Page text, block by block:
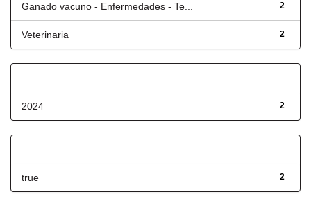
2
Ganado vacuno - Enfermedades - Te...
2
Veterinaria
2
2024
2
true